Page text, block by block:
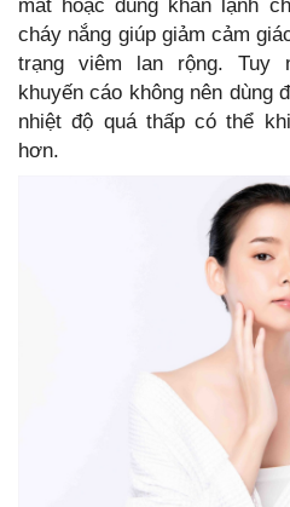
mát hoặc dùng khăn lạnh
cháy nắng giúp giảm cảm
trạng viêm lan rộng. Tuy
khuyến cáo không nên dùng
nhiệt độ quá thấp có thể
hơn.